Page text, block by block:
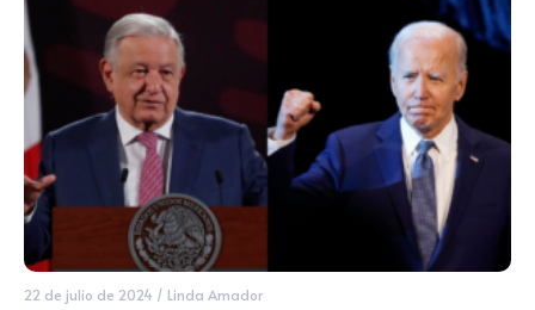
22 de julio de 2024 / Linda Amador